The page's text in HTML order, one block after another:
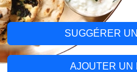
SUGGÉRER
AJOUTER UN